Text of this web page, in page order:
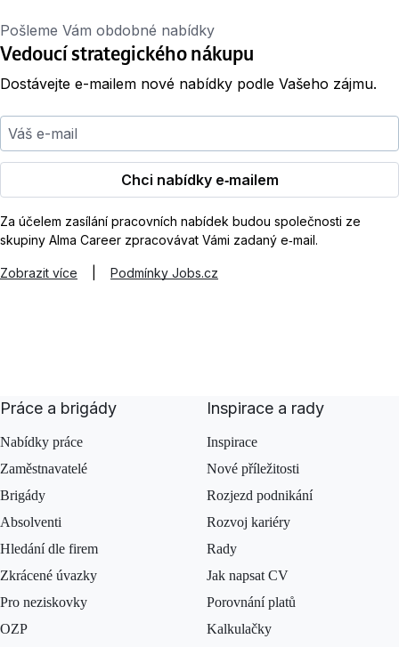
Pošleme Vám obdobné nabídky
Vedoucí strategického nákupu
Dostávejte e-mailem nové nabídky podle Vašeho zájmu.
Váš e-mail
Chci nabídky e‑mailem
Za účelem zasílání pracovních nabídek budou společnosti ze
skupiny Alma Career zpracovávat Vámi zadaný e‑mail.
Zobrazit více Podmínky Jobs.cz
Práce a brigády
Nabídky práce
Zaměstnavatelé
Brigády
Absolventi
Hledání dle firem
Zkrácené úvazky
Pro neziskovky
OZP
Inspirace a rady
Inspirace
Nové příležitosti
Rozjezd podnikání
Rozvoj kariéry
Rady
Jak napsat CV
Porovnání platů
Kalkulačky